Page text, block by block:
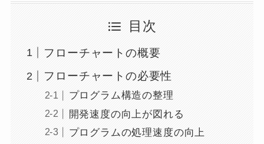
目次
フローチャートの概要
フローチャートの必要性
プログラム構造の整理
開発速度の向上が図れる
プログラムの処理速度の向上